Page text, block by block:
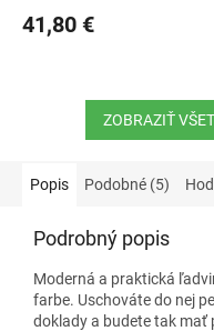
41,80 €
ZOBRAZIŤ
Popis Podobné (5)
Podrobný popis
Moderná a praktická
farbe. Uschováte do nej
doklady a budete tak mať